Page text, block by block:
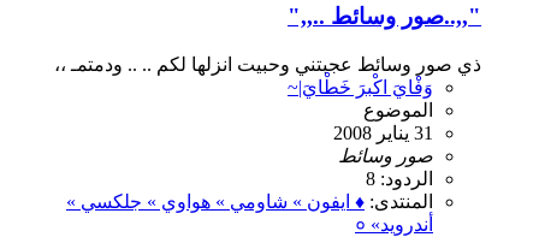
",,..صور وسائط ..,,"
ذي صور وسائط عجبتني وحبيت انزلها لكم .. .. ودمتمـ ،،
وَفْايَ اكْبرَ خَطْايَ|~
الموضوع
31 يناير 2008
صور وسائط
الردود: 8
المنتدى: ♦ ايفون » شاومي » هواوي » جلكسي »
أندرويد» ०